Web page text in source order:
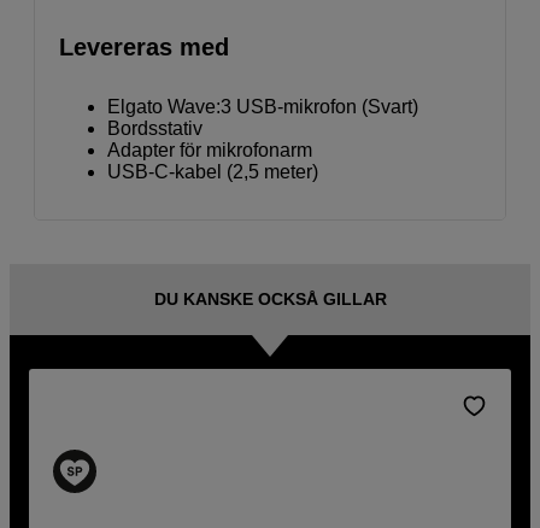
Levereras med
Elgato Wave:3 USB-mikrofon (Svart)
Bordsstativ
Adapter för mikrofonarm
USB-C-kabel (2,5 meter)
DU KANSKE OCKSÅ GILLAR